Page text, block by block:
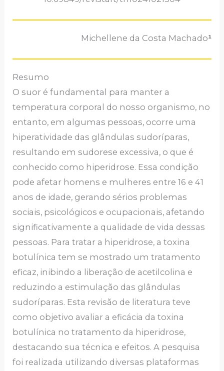
Michellene da Costa Machado¹
Resumo
O suor é fundamental para manter a
temperatura corporal do nosso organismo, no
entanto, em algumas pessoas, ocorre uma
hiperatividade das glândulas sudoríparas,
resultando em sudorese excessiva, o que é
conhecido como hiperidrose. Essa condição
pode afetar homens e mulheres entre 16 e 41
anos de idade, gerando sérios problemas
sociais, psicológicos e ocupacionais, afetando
significativamente a qualidade de vida dessas
pessoas. Para tratar a hiperidrose, a toxina
botulínica tem se mostrado um tratamento
eficaz, inibindo a liberação de acetilcolina e
reduzindo a estimulação das glândulas
sudoríparas. Esta revisão de literatura teve
como objetivo avaliar a eficácia da toxina
botulínica no tratamento da hiperidrose,
destacando sua técnica e efeitos. A pesquisa
foi realizada utilizando diversas plataformas